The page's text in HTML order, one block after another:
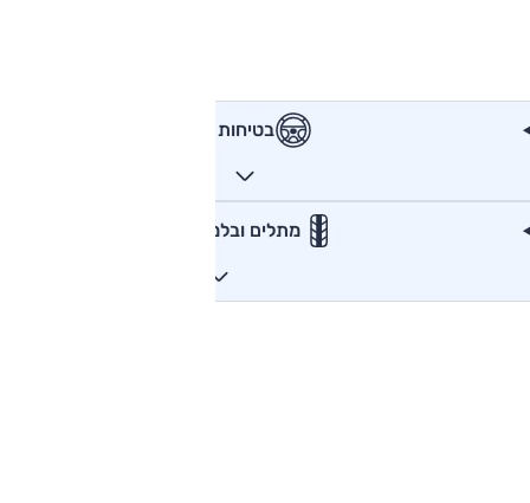
בטיחות
מתלים ובלמים